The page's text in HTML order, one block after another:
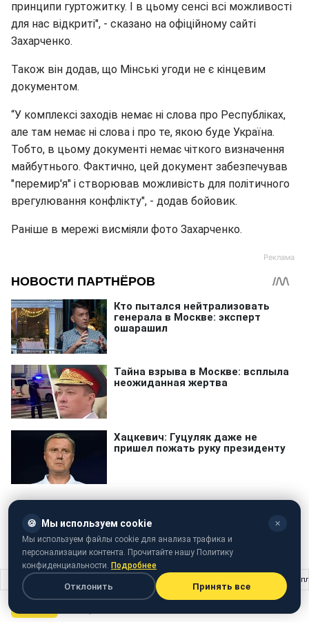
принципи гуртожитку. І в цьому сенсі всі можливості
для нас відкриті", - сказано на офіційному сайті
Захарченко.
Також він додав, що Мінські угоди не є кінцевим
документом.
“У комплексі заходів немає ні слова про Республіках,
але там немає ні слова і про те, якою буде Україна.
Тобто, в цьому документі немає чіткого визначення
майбутнього. Фактично, цей документ забезпечував
"перемир'я" і створював можливість для політичного
врегулювання конфлікту", - додав бойовик.
Раніше в мережі висміяли фото Захарченко.
ООН
Главная Рубль упав: Китай вирвався вперед Росії за рівнем
🍪 Мы используем cookie ✕
Мы используем файлы cookie для анализа трафика и
персонализации контента. Прочитайте нашу Политику
конфиденциальности. Подробнее
Отклонить Принять все